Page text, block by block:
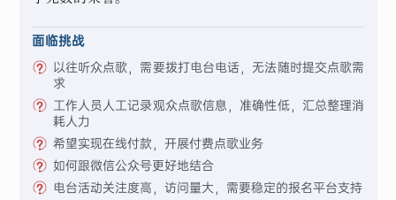
面临挑战
以往听众点歌，需要拨打电台电话，无法随时提交点歌需
求
工作人员人工记录观众点歌信息，准确性低，汇总整理消
耗人力
希望实现在线付款，开展付费点歌业务
如何跟微信公众号更好地结合
电台活动关注度高，访问量大，需要稳定的报名平台支持